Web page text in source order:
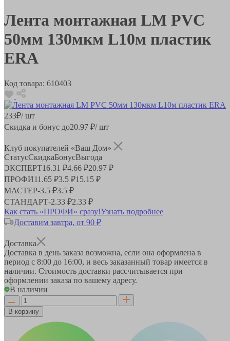
Лента монтажная LM PVC
50мм 130мкм L10м пластик
ERA
Код товара: 610403
233₽/ шт
Скидка и бонус до20.97 ₽/ шт
Клуб покупателей «Ваш Дом»
СтатусСкидкаБонусВыгода
ЭКСПЕРТ16.31 ₽4.66 ₽20.97 ₽
ПРОФИ11.65 ₽3.5 ₽15.15 ₽
МАСТЕР-3.5 ₽3.5 ₽
СТАНДАРТ-2.33 ₽2.33 ₽
Как стать «ПРОФИ» сразу!Узнать подробнее
Доставим завтра, от 90 ₽
Доставка
Доставка в день заказа возможна, если она оформлена в
период с 8:00 до 16:00, и весь заказанный товар имеется в
наличии. Стоимость доставки рассчитывается при
оформлении заказа по вашему адресу.
В наличии
В корзину